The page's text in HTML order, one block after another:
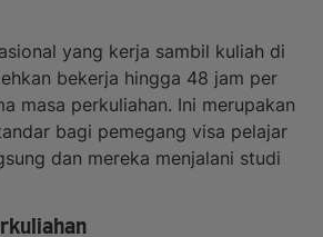
yang kerja sambil kuliah di
bekerja hingga 48 jam per
masa perkuliahan. Ini merupakan
bagi pemegang visa pelajar
dan mereka menjalani studi